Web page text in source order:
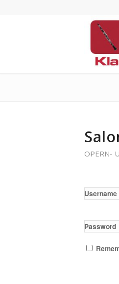
OPERN-
Username
Password